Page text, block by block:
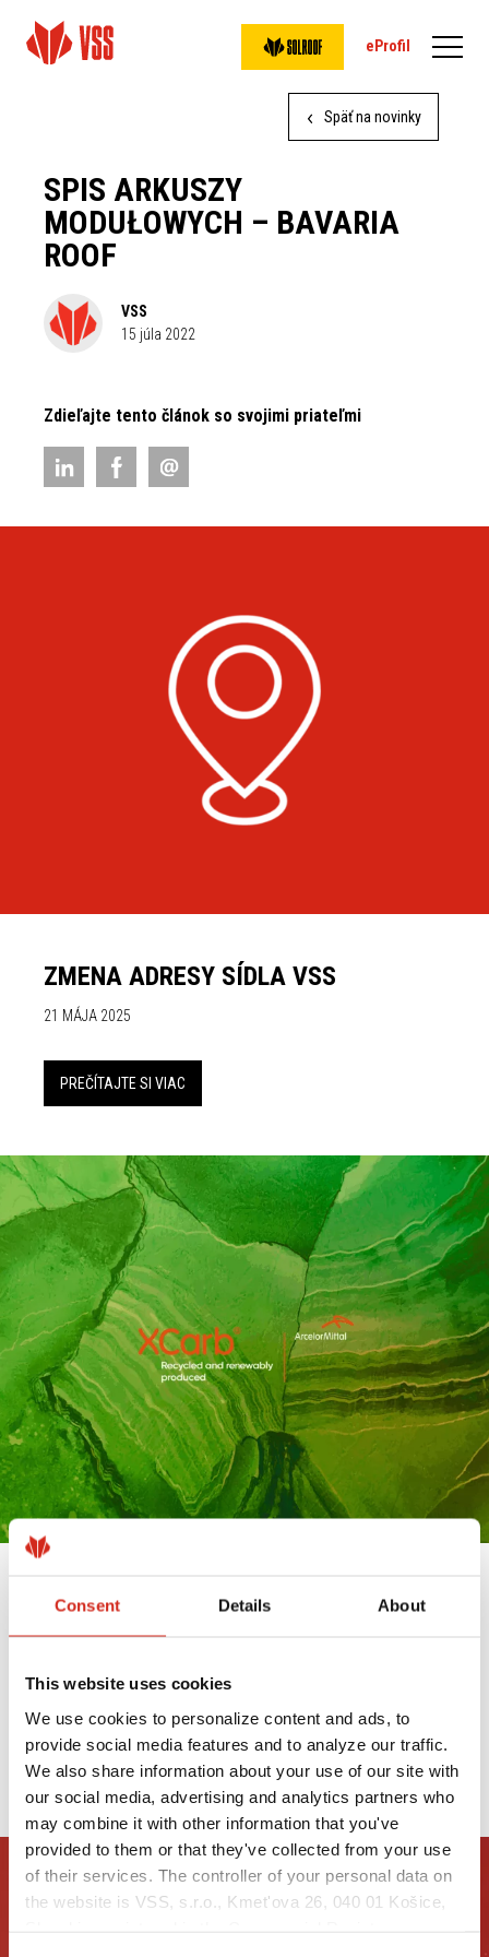
Consent Details About
This website uses cookies
We use cookies to personalize content and ads, to
provide social media features and to analyze our traffic.
We also share information about your use of our site with
our social media, advertising and analytics partners who
may combine it with other information that you've
provided to them or that they've collected from your use
of their services. The controller of your personal data on
the website is VSS, s.r.o., Kmet'ova 26, 040 01 Košice,
eProfil
Späť na novinky
SPIS ARKUSZY
MODUŁOWYCH – BAVARIA
ROOF
VSS
15 júla 2022
Zdieľajte tento článok so svojimi priateľmi
ZMENA ADRESY SÍDLA VSS
21 MÁJA 2025
PREČÍTAJTE SI VIAC
VÝROBKY S POVRCHOVOU ÚPRAVOU
UTK SÚ TERAZ DOSTUPNÉ Z
PREČÍTAJTE SI VIAC